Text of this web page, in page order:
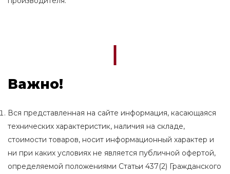
Важно!
Вся представленная на сайте информация, касающаяся
технических характеристик, наличия на складе,
стоимости товаров, носит информационный характер и
ни при каких условиях не является публичной офертой,
определяемой положениями Статьи 437(2) Гражданского